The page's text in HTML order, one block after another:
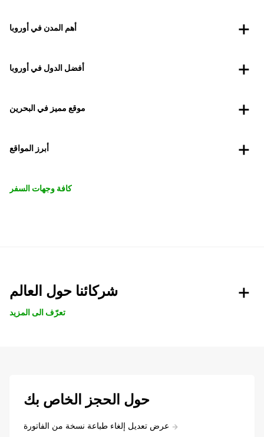
أهم المدن في أوروبا
أفضل الدول في أوروبا
موقع مميز في البحرين
أبرز المواقع
كافة وجهات السفر
شركائنا حول العالم
تعرّف الى المزيد
حول الحجز الخاص بك
عرض تعديل إلغاء طباعة نسخة من الفاتورة